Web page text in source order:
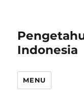
Indonesia
MENU